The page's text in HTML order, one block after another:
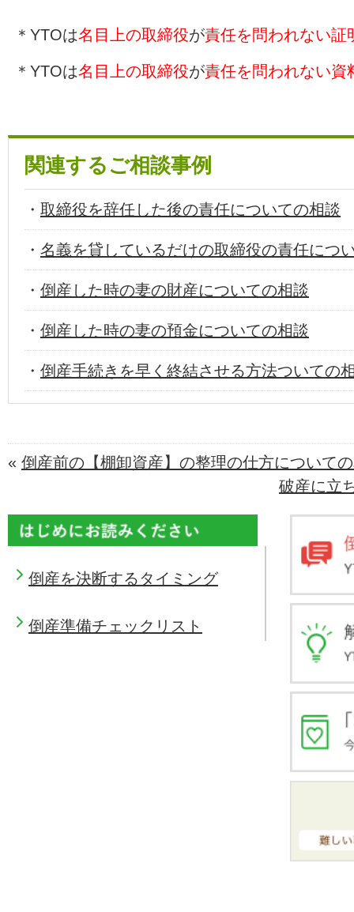
倒産を決断するタイミング
倒産準備チェックリスト
＊YTOは名目上の取締役が責任を問われない証
＊YTOは名目上の取締役が責任を問われない資
関連するご相談事例
・ 取締役を辞任した後の責任についての相談
・ 名義を貸しているだけの取締役の責任につ
・ 倒産した時の妻の財産についての相談
・ 倒産した時の妻の預金についての相談
・ 倒産手続きを早く終結させる方法ついての
« 倒産前の【棚卸資産】の整理の仕方について
破産に立